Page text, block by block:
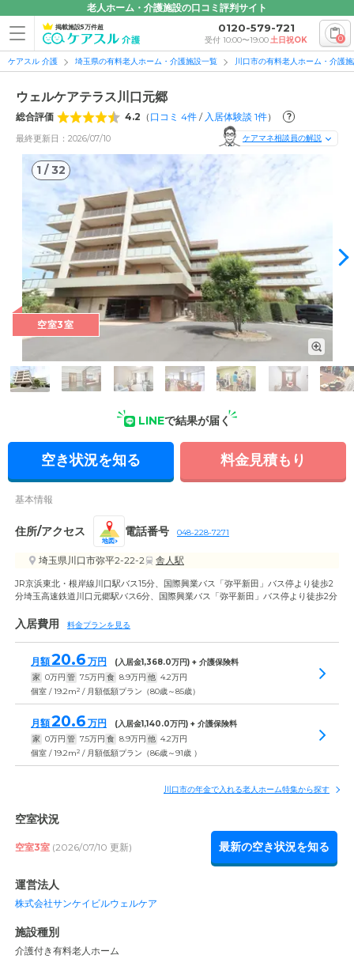
老人ホーム・介護施設の口コミ評判サイト
掲載施設5万件超 0120-579-721
受付 10:00〜19:00土日祝OK 0
ケアスル 介護 埼玉県の有料老人ホーム・介護施設一覧 川口市の有料老人ホーム・介護
ウェルケアテラス川口元郷
総合評価 4.2 （ 口コミ 4件 /入居体験談 1件） ?
最終更新日：2026/07/10 ケアマネ相談員の解説
1 /32
1/32
外観の写真
空室3室
LINEで結果が届く
空き状況を知る 料金見積もり
基本情報
住所/アクセス
地図
電話番号 048-228-7271
埼玉県川口市弥平2-22-2 舎人駅
JR京浜東北・根岸線川口駅バス15分、国際興業バス「弥平新田」バス停より徒歩2
分埼玉高速鉄道川口元郷駅バス6分、国際興業バス「弥平新田」バス停より徒歩2分
入居費用 料金プランを見る
月額20.6 万円 (入居金1,368.0万円) + 介護保険料
家 0万円 管 7.5万円 食 8.9万円 他 4.2万円
個室 / 19.2m2 / 月額低額プラン（80歳～85歳）
月額20.6 万円 (入居金1,140.0万円) + 介護保険料
家 0万円 管 7.5万円 食 8.9万円 他 4.2万円
個室 / 19.2m2 / 月額低額プラン（86歳～91歳 ）
川口市の年金で入れる老人ホーム特集から探す
空室状況
空室3室 (2026/07/10 更新) 最新の空き状況を知る
運営法人
株式会社サンケイビルウェルケア
施設種別
介護付き有料老人ホーム